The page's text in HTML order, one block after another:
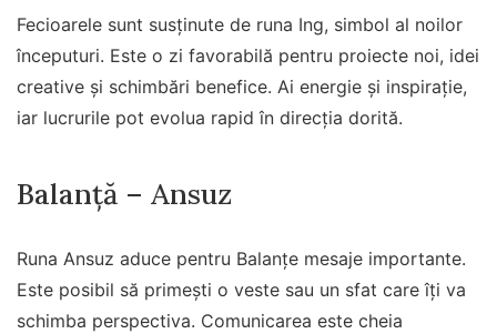
Fecioarele sunt susținute de runa Ing, simbol al noilor
începuturi. Este o zi favorabilă pentru proiecte noi, idei
creative și schimbări benefice. Ai energie și inspirație,
iar lucrurile pot evolua rapid în direcția dorită.
Balanță – Ansuz
Runa Ansuz aduce pentru Balanțe mesaje importante.
Este posibil să primești o veste sau un sfat care îți va
schimba perspectiva. Comunicarea este cheia